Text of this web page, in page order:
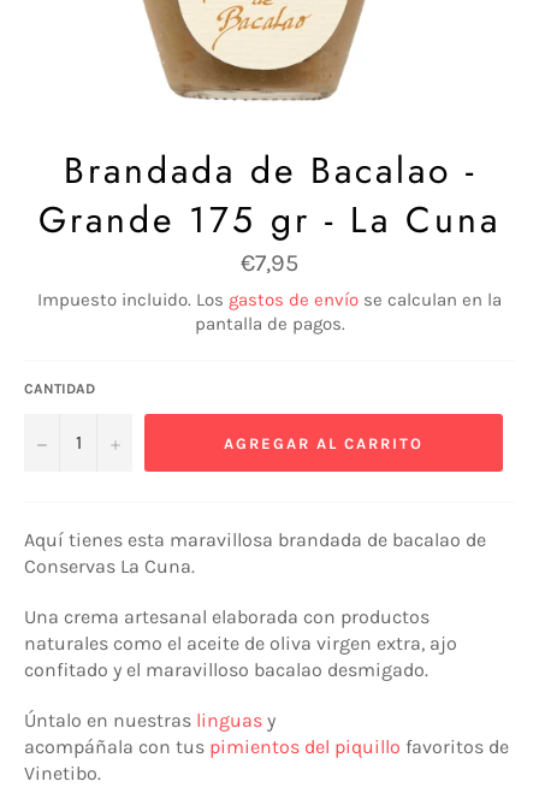
Brandada de Bacalao -
Grande 175 gr - La Cuna
Precio
habitual
€7,95
Impuesto incluido. Los gastos de envío se calculan en la
pantalla de pagos.
CANTIDAD
− + AGREGAR AL CARRITO
Aquí tienes esta maravillosa brandada de bacalao de
Conservas La Cuna.
Una crema artesanal elaborada con productos
naturales como el aceite de oliva virgen extra, ajo
confitado y el maravilloso bacalao desmigado.
Úntalo en nuestras linguas y
acompáñala con tus pimientos del piquillo favoritos de
Vinetibo.